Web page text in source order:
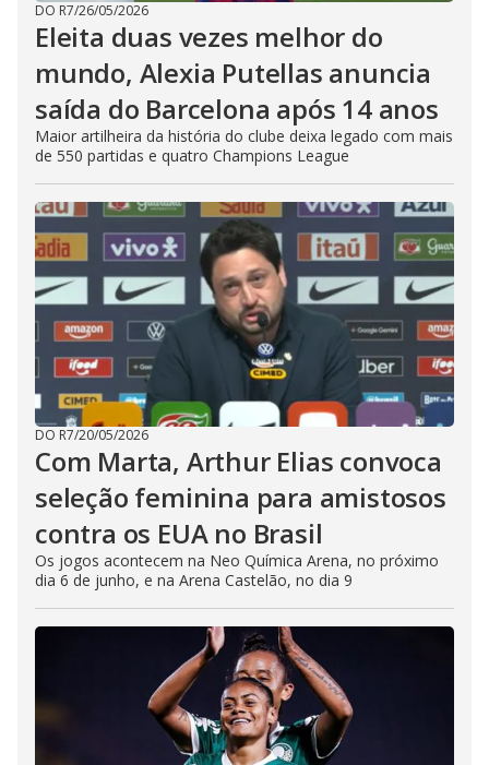
DO R7/26/05/2026
Eleita duas vezes melhor do
mundo, Alexia Putellas anuncia
saída do Barcelona após 14 anos
Maior artilheira da história do clube deixa legado com mais
de 550 partidas e quatro Champions League
DO R7/20/05/2026
Com Marta, Arthur Elias convoca
seleção feminina para amistosos
contra os EUA no Brasil
Os jogos acontecem na Neo Química Arena, no próximo
dia 6 de junho, e na Arena Castelão, no dia 9